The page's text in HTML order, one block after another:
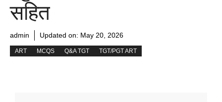
सहित
admin Updated on: May 20, 2026
ART MCQS Q&A TGT TGT/PGT ART